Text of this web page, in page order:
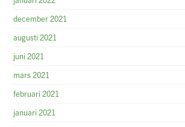
december 2021
augusti 2021
juni 2021
mars 2021
februari 2021
januari 2021